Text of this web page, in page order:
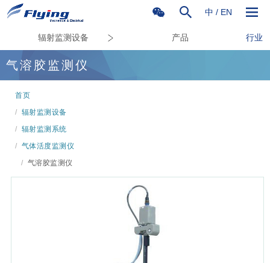
中 / EN
辐射监测设备 产品 行业
气溶胶监测仪
首页
/ 辐射监测设备
/ 辐射监测系统
/ 气体活度监测仪
/ 气溶胶监测仪